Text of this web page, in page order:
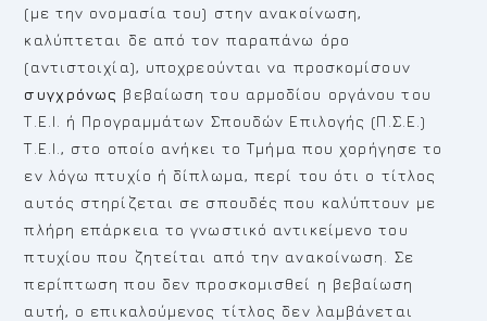
(με την ονομασία του) στην ανακοίνωση,
καλύπτεται δε από τον παραπάνω όρο
(αντιστοιχία), υποχρεούνται να προσκομίσουν
συγχρόνως βεβαίωση του αρμοδίου οργάνου του
Τ.Ε.Ι. ή Προγραμμάτων Σπουδών Επιλογής (Π.Σ.Ε.)
Τ.Ε.Ι., στο οποίο ανήκει το Τμήμα που χορήγησε το
εν λόγω πτυχίο ή δίπλωμα, περί του ότι ο τίτλος
αυτός στηρίζεται σε σπουδές που καλύπτουν με
πλήρη επάρκεια το γνωστικό αντικείμενο του
πτυχίου που ζητείται από την ανακοίνωση. Σε
περίπτωση που δεν προσκομισθεί η βεβαίωση
αυτή, ο επικαλούμενος τίτλος δεν λαμβάνεται